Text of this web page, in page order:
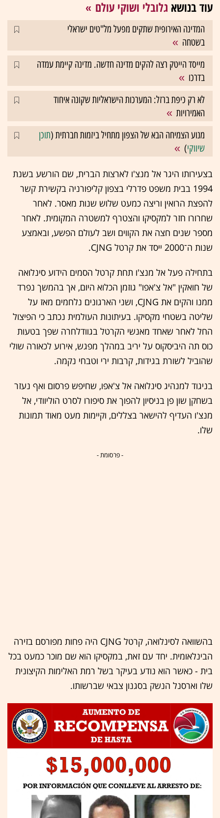
עוד בנושא גלובלי ושוקי עולם
המדינה האירופית שתקים מפעל מל"טים ישראלי
בשטחה
מייסד הייטק רצה להקים מדינה חדשה. מדינה קיימת עמדה
בדרכו
לא רק כיפת ברזל: המערכות הישראליות שקונה איחוד
האמירויות
מנוע הצמיחה הבא של הצפון מתחיל ביזמות חברתית (תוכן
שיווקי)
בצעירותו היגר אל מנצ'ו לארצות הברית, שם הורשע בשנת
1994 בבית משפט פדרלי בצפון קליפורניה בקשירת קשר
להפצת הרואין וריצה כמעט שלוש שנות מאסר. לאחר
שחרורו חזר למקסיקו והצטרף למשטרה המקומית. לאחר
מספר שנים חצה את הקווים ושב לעולם הפשע, ובאמצע
שנות ה־2000 ייסד את קרטל CJNG.
בתחילה פעל אל מנצ'ו תחת קרטל הסמים הידוע סינלואה
של חואקין "אל צ'אפו" גוזמן הכלוא היום, אך בהמשך נפרד
ממנו והקים את CJNG, ושני הארגונים נלחמים מאז על
שליטה בשטחי מקסיקו. בעיתונות העולמית נכתב כי הפיצול
החל לאחר שאחד מאנשי הקרטל בגוודלחרה שפך בטעות
כוס תה היביסקוס על יריב במהלך מפגש, אירוע לכאורה שולי
שהוביל לשורת בגידות, קרבות ירי וטבחי נקמה.
בניגוד למנהיג סינלואה אל צ'אפו, שחיפש פרסום ואף נעזר
בשחקן שון פן בניסיון להפוך את סיפורו לסרט הוליוודי, אל
מנצ'ו העדיף להישאר בצללים, וקיימות מעט מאוד תמונות
שלו.
- פרסומת -
בהשוואה לסינלואה, קרטל CJNG היה פחות מפורסם בזירה
הבינלאומית. יחד עם זאת, במקסיקו הוא שם מוכר כמעט בכל
בית - כאשר הוא נודע בעיקר בשל רמת האלימות הקיצונית
שלו וארסנל הנשק בסגנון צבאי שברשותו.